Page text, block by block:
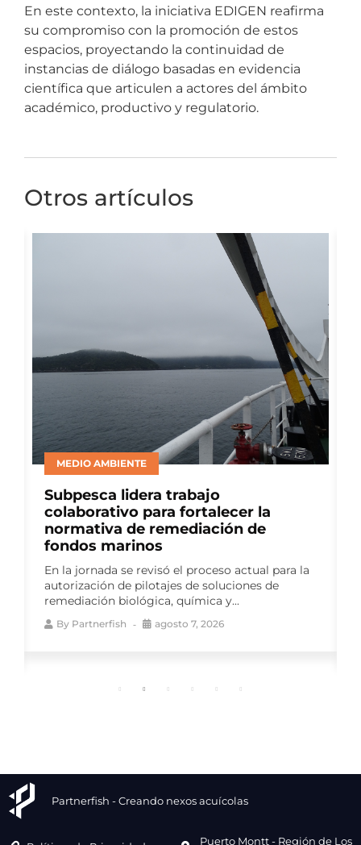
En este contexto, la iniciativa EDIGEN reafirma
su compromiso con la promoción de estos
espacios, proyectando la continuidad de
instancias de diálogo basadas en evidencia
científica que articulen a actores del ámbito
académico, productivo y regulatorio.
Otros artículos
BIENESTAR ANIMAL
Consejo del Salmón lideró panel de
productores en ELBA 2026 para
abordar avances en bienestar
animal
Como auspiciador del Encuentro
Latinoamericano de Bienestar Animal (ELBA
2026), el gremio impulsó una instancia de
conversación que reunió a...
By agosto 7, 2026
Partnerfish - Creando nexos acuícolas
Puerto Montt - Región de Los